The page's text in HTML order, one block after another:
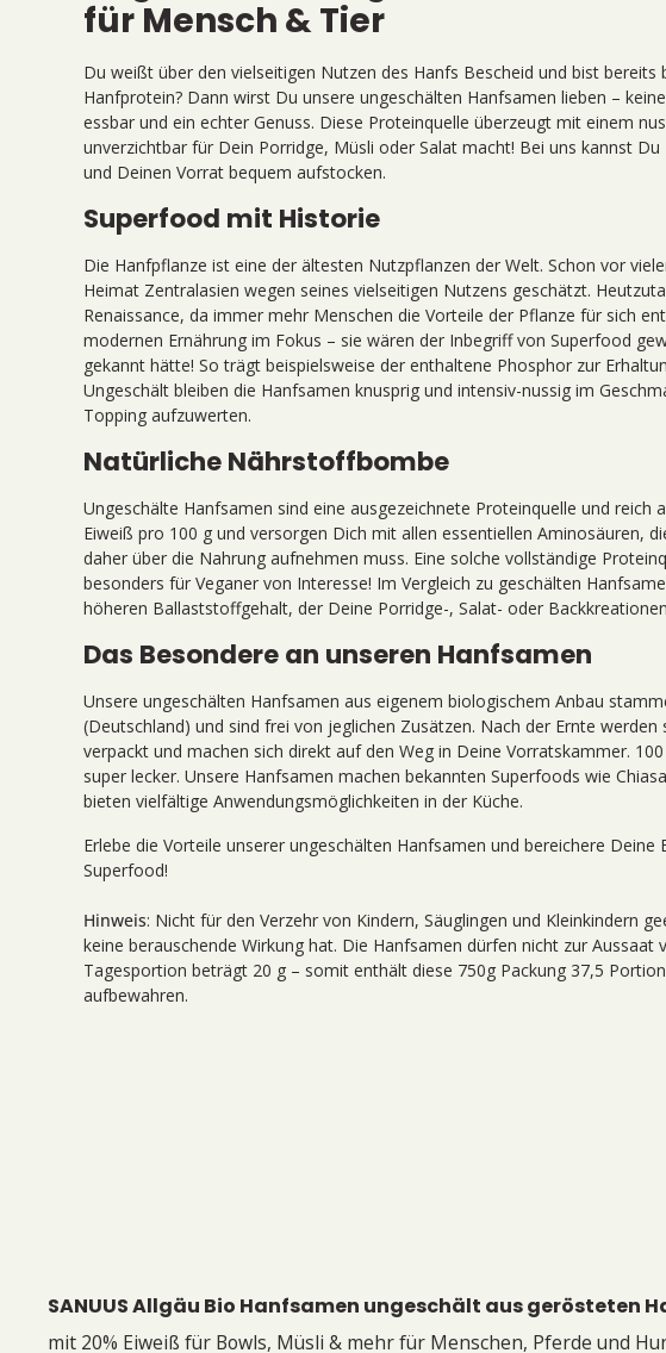
für Mensch & Tier
Du weißt über den vielseitigen Nutzen des Hanfs Bescheid und bist
Hanfprotein? Dann wirst Du unsere ungeschälten Hanfsamen lieben –
essbar und ein echter Genuss. Diese Proteinquelle überzeugt mit einem
unverzichtbar für Dein Porridge, Müsli oder Salat macht! Bei uns kannst
und Deinen Vorrat bequem aufstocken.
Superfood mit Historie
Die Hanfpflanze ist eine der ältesten Nutzpflanzen der Welt. Schon vor
Heimat Zentralasien wegen seines vielseitigen Nutzens geschätzt.
Renaissance, da immer mehr Menschen die Vorteile der Pflanze für sich
modernen Ernährung im Fokus – sie wären der Inbegriff von Superfood
gekannt hätte! So trägt beispielsweise der enthaltene Phosphor zur
Ungeschält bleiben die Hanfsamen knusprig und intensiv-nussig im
Topping aufzuwerten.
Natürliche Nährstoffbombe
Ungeschälte Hanfsamen sind eine ausgezeichnete Proteinquelle und reich
Eiweiß pro 100 g und versorgen Dich mit allen essentiellen Aminosäuren,
daher über die Nahrung aufnehmen muss. Eine solche vollständige
besonders für Veganer von Interesse! Im Vergleich zu geschälten
höheren Ballaststoffgehalt, der Deine Porridge-, Salat- oder
Das Besondere an unseren Hanfsamen
Unsere ungeschälten Hanfsamen aus eigenem biologischem Anbau
(Deutschland) und sind frei von jeglichen Zusätzen. Nach der Ernte
verpackt und machen sich direkt auf den Weg in Deine Vorratskammer.
super lecker. Unsere Hanfsamen machen bekannten Superfoods wie
bieten vielfältige Anwendungsmöglichkeiten in der Küche.
Erlebe die Vorteile unserer ungeschälten Hanfsamen und bereichere
Superfood!
Hinweis: Nicht für den Verzehr von Kindern, Säuglingen und Kleinkindern
keine berauschende Wirkung hat. Die Hanfsamen dürfen nicht zur
Tagesportion beträgt 20 g – somit enthält diese 750g Packung 37,5
aufbewahren.
SANUUS Allgäu Bio Hanfsamen ungeschält aus gerösteten
mit 20% Eiweiß für Bowls, Müsli & mehr für Menschen, Pferde und